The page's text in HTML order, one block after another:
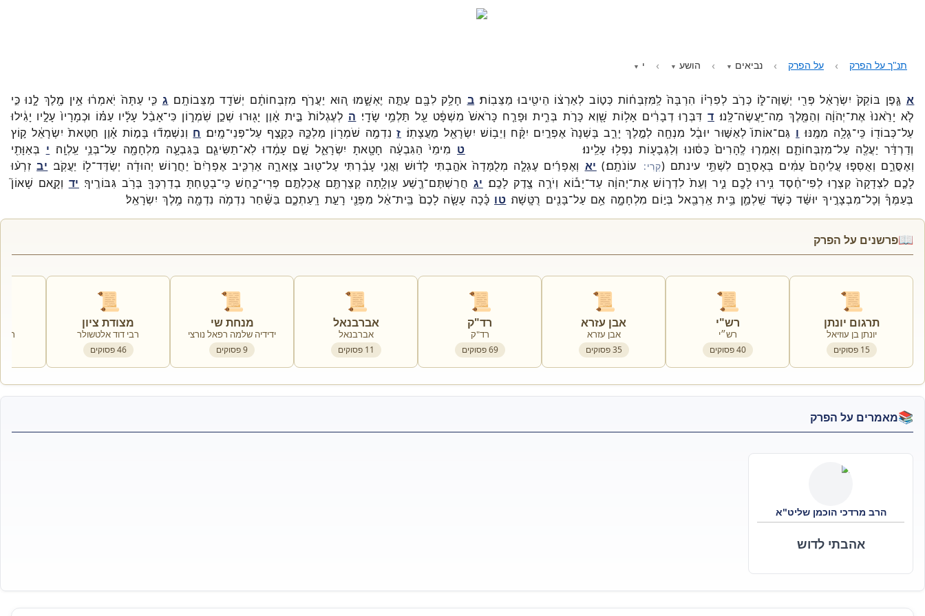
תנ"ך על הפרק על הפרק נביאים הושע י
א גֶּ֤פֶן בּוֹקֵק֙ יִשְׂרָאֵ֔ל פְּרִ֖י יְשַׁוֶּה־לּ֑וֹ כְּרֹ֣ב לְפִרְי֗וֹ הִרְבָּה֙ לַֽמִּזְבְּח֔וֹת כְּט֣וֹב לְאַרְצ֔וֹ הֵיטִ֖יבוּ מַצֵּבֽוֹת׃ ב חָלַ֥ק לִבָּ֖ם עַתָּ֣ה יֶאְשָׁ֑מוּ ה֚וּא יַעֲרֹ֣ף מִזְבְּחוֹתָ֔ם יְשֹׁדֵ֖ד מַצֵּבוֹתָֽם׃ ג כִּ֤י עַתָּה֙ יֹֽאמְר֔וּ אֵ֥ין מֶ֖לֶךְ לָ֑נוּ כִּ֣י
לֹ֤א יָרֵ֙אנוּ֙ אֶת־יְהֹוָ֔ה וְהַמֶּ֖לֶךְ מַה־יַּֽעֲשֶׂה־לָּֽנוּ׃ ד דִּבְּר֣וּ דְבָרִ֔ים אָל֥וֹת שָׁ֖וְא כָּרֹ֣ת בְּרִ֑ית וּפָרַ֤ח כָּרֹאשׁ֙ מִשְׁפָּ֔ט עַ֖ל תַּלְמֵ֥י שָׂדָֽי׃ ה לְעֶגְלוֹת֙ בֵּ֣ית אָ֔וֶן יָג֖וּרוּ שְׁכַ֣ן שֹֽׁמְר֑וֹן כִּי־אָבַ֨ל עָלָ֜יו עַמּ֗וֹ וּכְמָרָיו֙ עָלָ֣יו יָגִ֔ילוּ
עַל־כְּבוֹד֖וֹ כִּֽי־גָלָ֥ה מִמֶּֽנּוּ׃ ו גַּם־אוֹתוֹ֙ לְאַשּׁ֣וּר יוּבָ֔ל מִנְחָ֖ה לְמֶ֣לֶךְ יָרֵ֑ב בָּשְׁנָה֙ אֶפְרַ֣יִם יִקָּ֔ח וְיֵב֥וֹשׁ יִשְׂרָאֵ֖ל מֵעֲצָתֽוֹ׃ ז נִדְמֶ֥ה שֹׁמְר֖וֹן מַלְכָּ֑הּ כְּקֶ֖צֶף עַל־פְּנֵי־מָֽיִם׃ ח וְנִשְׁמְד֞וּ בָּמ֣וֹת אָ֗וֶן חַטַּאת֙ יִשְׂרָאֵ֔ל ק֣וֹץ
וְדַרְדַּ֔ר יַעֲלֶ֖ה עַל־מִזְבְּחוֹתָ֑ם וְאָמְר֤וּ לֶֽהָרִים֙ כַּסּ֔וּנוּ וְלַגְּבָע֖וֹת נִפְל֥וּ עָלֵֽינוּ׃ ט מִימֵי֙ הַגִּבְעָ֔ה חָטָ֖אתָ יִשְׂרָאֵ֑ל שָׁ֣ם עָמָ֔דוּ לֹֽא־תַשִּׂיגֵ֧ם בַּגִּבְעָ֛ה מִלְחָמָ֖ה עַל־בְּנֵ֥י עַֽלְוָֽה׃ י בְּאַוָּתִ֖י
וְאֶסֳּרֵ֑ם וְאֻסְּפ֤וּ עֲלֵיהֶם֙ עַמִּ֔ים בְּאָסְרָ֖ם לִשְׁתֵּ֥י עינתם ( עוֹנֹתָֽם׃) יא וְאֶפְרַ֜יִם עֶגְלָ֤ה מְלֻמָּדָה֙ אֹהַ֣בְתִּי לָד֔וּשׁ וַאֲנִ֣י עָבַ֔רְתִּי עַל־ט֖וּב צַוָּארָ֑הּ אַרְכִּ֤יב אֶפְרַ֙יִם֙ יַחֲר֣וֹשׁ יְהוּדָ֔ה יְשַׂדֶּד־ל֖וֹ יַעֲקֹֽב׃ יב זִרְע֨וּ
לָכֶ֤ם לִצְדָקָה֙ קִצְר֣וּ לְפִי־חֶ֔סֶד נִ֥ירוּ לָכֶ֖ם נִ֑יר וְעֵת֙ לִדְר֣וֹשׁ אֶת־יְהוָ֔ה עַד־יָב֕וֹא וְיֹרֶ֥ה צֶ֖דֶק לָכֶֽם׃ יג חֲרַשְׁתֶּם־רֶ֛שַׁע עַוְלָ֥תָה קְצַרְתֶּ֖ם אֲכַלְתֶּ֣ם פְּרִי־כָ֑חַשׁ כִּֽי־בָטַ֥חְתָּ בְדַרְכְּךָ֖ בְּרֹ֥ב גִּבּוֹרֶֽיךָ׃ יד וְקָ֣אם שָׁאוֹן֮
בְּעַמֶּךָ֒ וְכָל־מִבְצָרֶ֣יךָ יוּשַּׁ֔ד כְּשֹׁ֧ד שַֽׁלְמַ֛ן בֵּ֥ית אַֽרְבֵ֖אל בְּי֣וֹם מִלְחָמָ֑ה אֵ֥ם עַל־בָּנִ֖ים רֻטָּֽשָׁה׃ טו כָּ֗כָה עָשָׂ֤ה לָכֶם֙ בֵּֽית־אֵ֔ל מִפְּנֵ֖י רָעַ֣ת רָֽעַתְכֶ֑ם בַּשַּׁ֕חַר נִדְמֹ֥ה נִדְמָ֖ה מֶ֥לֶךְ יִשְׂרָאֵֽל׃
📖פרשנים על הפרק
📜
תרגום יונתן
יונתן בן עוזיאל
15 פסוקים
📜
רש"י
רש״י
40פסוקים
📜
אבן עזרא
אבן עזרא
35פסוקים
📜
רד"ק
רד"ק
69פסוקים
📜
אברבנאל
אברבנאל
11 פסוקים
📜
מנחת שי
ידידיה שלמה רפאל נורצי
9פסוקים
📜
מצודת ציון
רבי דוד אלטשולר
46פסוקים
📚מאמרים על הפרק
הרב מרדכי הוכמן שליט"א
אהבתי לדוש